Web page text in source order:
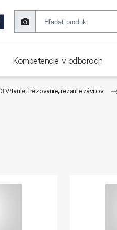
Kompetencie v odboroch
3 Vŕtanie, frézovanie, rezanie závitov